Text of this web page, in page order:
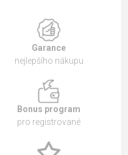
Garance
nejlepšího nákupu
Bonus program
pro registrované